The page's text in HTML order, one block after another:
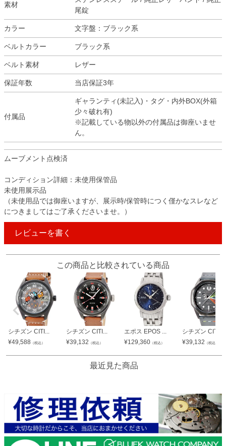
素材
尾錠
カラー 文字盤：ブラック系
ベルトカラー ブラック系
ベルト素材 レザー
保証年数 当店保証3年
付属品
ギャランティ(未記入)・タグ・内外BOX(外箱
少々破れ有)
※記載している物以外の付属品は御座いませ
ん。
ムーブメント点検済
コンディション詳細：未使用保管品
未使用展示品
（未使用品では御座いますが、展示時/保管時につく僅かなスレなど
につきましてはご了承くださいませ。）
レビューを書く
この商品と比較されている商品
シチズン CITI...
¥49,588 （税込）
シチズン CITI...
¥39,132 （税込）
エポス EPOS ...
¥129,360 （税込）
シチズン CITI...
¥39,132 （税込）
最近見た商品